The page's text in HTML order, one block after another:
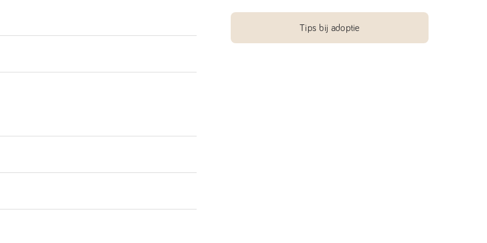
Tips bij adoptie